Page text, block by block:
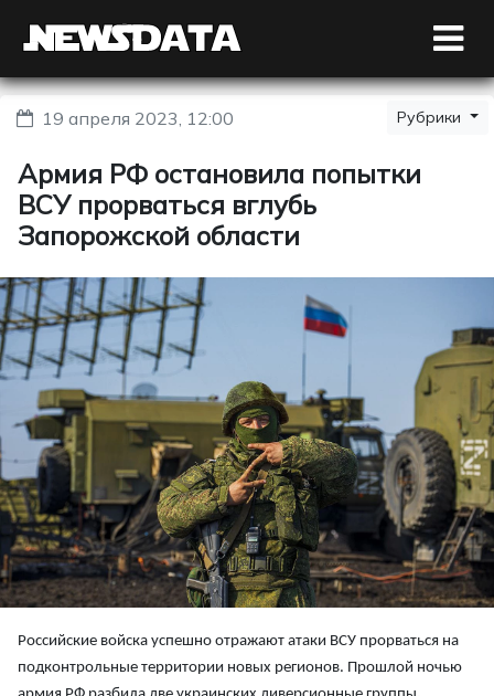
19 апреля 2023, 12:00 Рубрики
Армия РФ остановила попытки
ВСУ прорваться вглубь
Запорожской области
Российские войска успешно отражают атаки ВСУ прорваться на
подконтрольные территории новых регионов. Прошлой ночью